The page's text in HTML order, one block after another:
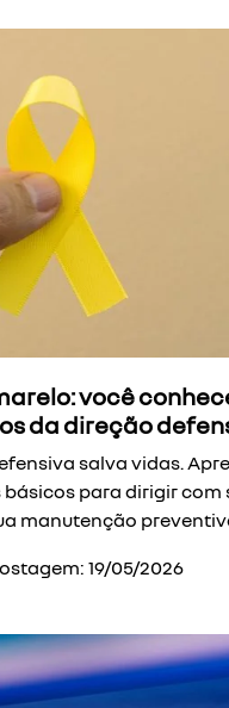
você
da direção
salva vidas.
para dirigir com
manutenção
19/05/2026